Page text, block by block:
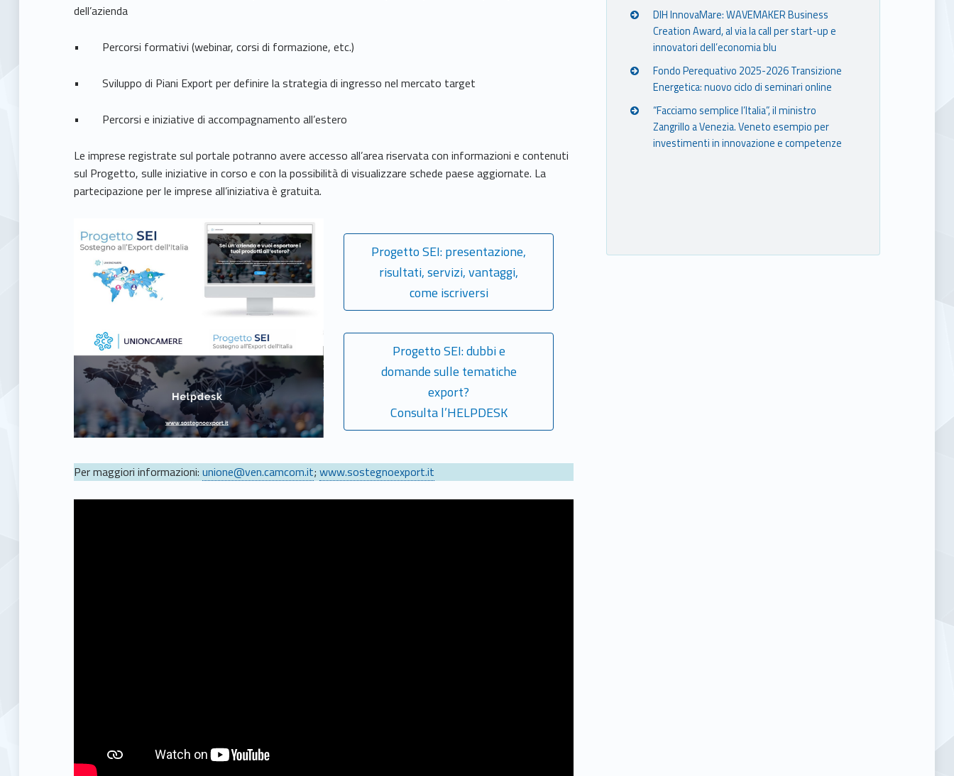
dell’azienda
• Percorsi formativi (webinar, corsi di formazione, etc.)
• Sviluppo di Piani Export per definire la strategia di ingresso nel mercato target
• Percorsi e iniziative di accompagnamento all’estero
Le imprese registrate sul portale potranno avere accesso all’area riservata con informazioni e contenuti
sul Progetto, sulle iniziative in corso e con la possibilità di visualizzare schede paese aggiornate. La
partecipazione per le imprese all’iniziativa è gratuita.
Progetto SEI: presentazione,
risultati, servizi, vantaggi,
come iscriversi
Progetto SEI: dubbi e
domande sulle tematiche
export?
Consulta l’HELPDESK
Per maggiori informazioni:unione@ven.camcom.it;www.sostegnoexport.it
DIH InnovaMare: WAVEMAKER Business
Creation Award, al via la call per start-up e
innovatori dell’economia blu
Fondo Perequativo 2025-2026 Transizione
Energetica: nuovo ciclo di seminari online
“Facciamo semplice l’Italia”, il ministro
Zangrillo a Venezia. Veneto esempio per
investimenti in innovazione e competenze